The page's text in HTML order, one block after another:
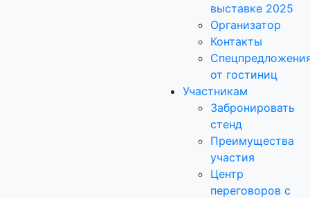
выставке 2025
Организатор
Контакты
от гостиниц
Участникам
Забронировать
стенд
Преимущества
участия
Центр
переговоров с